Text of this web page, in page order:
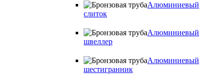
Алюминиевый
слиток
Алюминиевый
швеллер
Алюминиевый
шестигранник